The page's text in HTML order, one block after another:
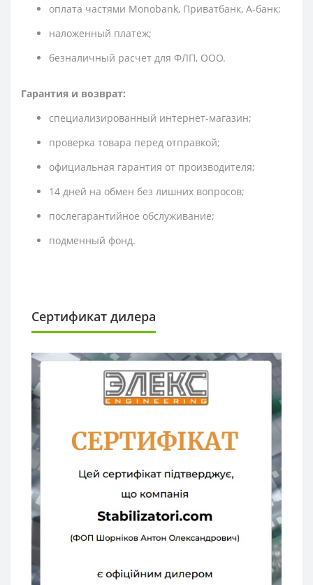
оплата частями Monobank, Приватбанк, А-банк;
наложенный платеж;
безналичный расчет для ФЛП, ООО.
Гарантия и возврат:
специализированный интернет-магазин;
проверка товара перед отправкой;
официальная гарантия от производителя;
14 дней на обмен без лишних вопросов;
послегарантийное обслуживание;
подменный фонд.
Сертификат дилера